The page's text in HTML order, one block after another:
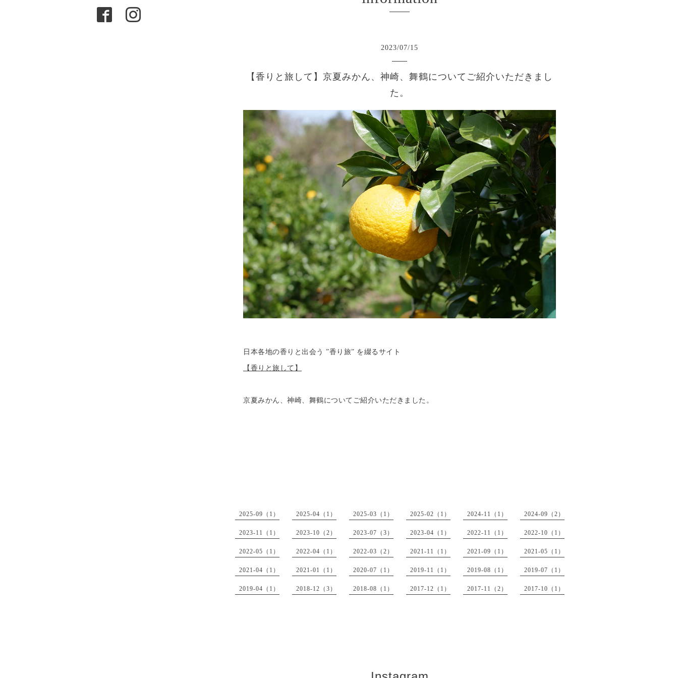
2023/07/15
【香りと旅して】京夏みかん、神崎、舞鶴についてご紹介いただきまし
た。
日本各地の香りと出会う ”香り旅” を綴るサイト
【香りと旅して】
京夏みかん、神崎、舞鶴についてご紹介いただきました。
2025-09（1） 2025-04（1） 2025-03（1） 2025-02（1） 2024-11（1） 2024-09（2）
2023-11（1） 2023-10（2） 2023-07（3） 2023-04（1） 2022-11（1） 2022-10（1）
2022-05（1） 2022-04（1） 2022-03（2） 2021-11（1） 2021-09（1） 2021-05（1）
2021-04（1） 2021-01（1） 2020-07（1） 2019-11（1） 2019-08（1） 2019-07（1）
2019-04（1） 2018-12（3） 2018-08（1） 2017-12（1） 2017-11（2） 2017-10（1）